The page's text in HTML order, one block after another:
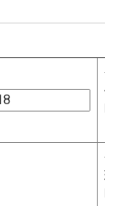
發
佈
發
現